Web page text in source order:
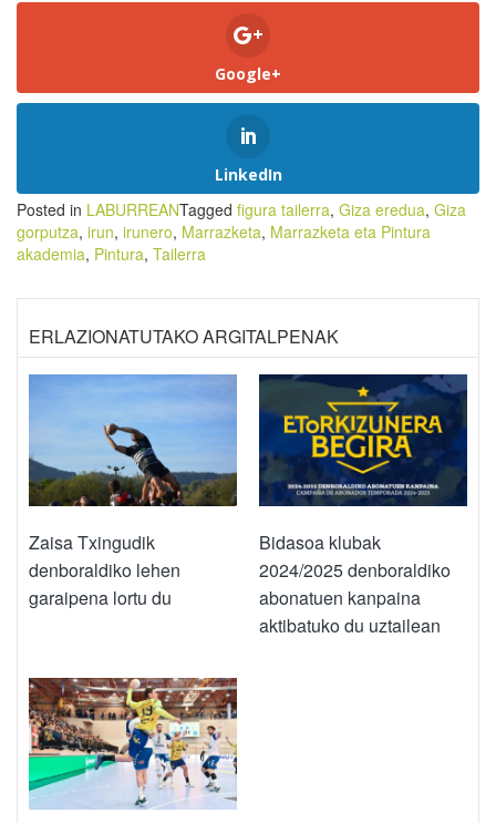
Google+
LinkedIn
Posted in LABURREANTagged figura tailerra, Giza eredua, Giza
gorputza, irun, irunero, Marrazketa, Marrazketa eta Pintura
akademia, Pintura, Tailerra
ERLAZIONATUTAKO ARGITALPENAK
Zaisa Txingudik
denboraldiko lehen
garaipena lortu du
Bidasoa klubak
2024/2025 denboraldiko
abonatuen kanpaina
aktibatuko du uztailean